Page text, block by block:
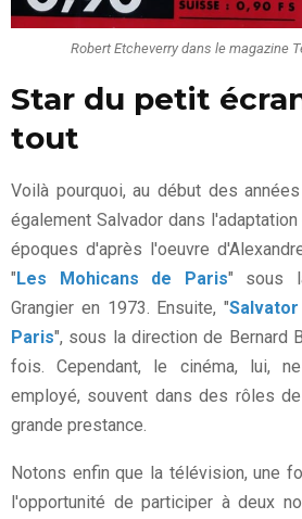
Robert Etcheverry dans le magazine
Star du petit
tout
Voilà pourquoi, au début des
également Salvador dans
époques d'après l'oeuvre
" Les Mohicans de Paris" sous
Grangier en 1973. Ensuite, "
Paris", sous la direction de Bernard
fois. Cependant, le cinéma, lui,
employé, souvent dans des rôles
grande prestance.
Notons enfin que la télévision, une
l'opportunité de participer à deux